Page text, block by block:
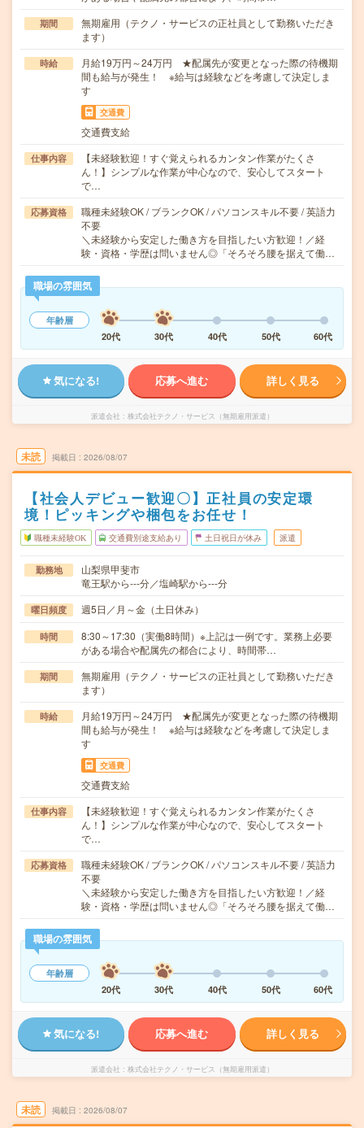
期間
無期雇用（テクノ・サービスの正社員として勤務いただき
ます）
時給
月給19万円～24万円 ★配属先が変更となった際の待機期
間も給与が発生！ ※給与は経験などを考慮して決定しま
す
交通費
交通費支給
仕事内容
【未経験歓迎！すぐ覚えられるカンタン作業がたくさ
ん！】シンプルな作業が中心なので、安心してスタート
で…
応募資格
職種未経験OK / ブランクOK / パソコンスキル不要 / 英語力
不要
＼未経験から安定した働き方を目指したい方歓迎！／経
験・資格・学歴は問いません◎「そろそろ腰を据えて働…
職場の雰囲気
年齢層
20代
30代 40代 50代 60代
気になる! 応募へ進む 詳しく見る
派遣会社 株式会社テクノ・サービス（無期雇用派遣）
未読 掲載日 2026/08/07
【社会人デビュー歓迎〇】正社員の安定環
境！ピッキングや梱包をお任せ！
職種未経験OK 交通費別途支給あり 土日祝日が休み 派遣
勤務地
山梨県甲斐市
竜王駅から---分／塩崎駅から---分
曜日頻度 週5日／月～金（土日休み）
時間
8:30～17:30（実働8時間）※上記は一例です。業務上必要
がある場合や配属先の都合により、時間帯…
期間
無期雇用（テクノ・サービスの正社員として勤務いただき
ます）
時給
月給19万円～24万円 ★配属先が変更となった際の待機期
間も給与が発生！ ※給与は経験などを考慮して決定しま
す
交通費
交通費支給
仕事内容
【未経験歓迎！すぐ覚えられるカンタン作業がたくさ
ん！】シンプルな作業が中心なので、安心してスタート
で…
応募資格
職種未経験OK / ブランクOK / パソコンスキル不要 / 英語力
不要
＼未経験から安定した働き方を目指したい方歓迎！／経
験・資格・学歴は問いません◎「そろそろ腰を据えて働…
職場の雰囲気
年齢層
20代
30代 40代 50代 60代
気になる! 応募へ進む 詳しく見る
派遣会社 株式会社テクノ・サービス（無期雇用派遣）
未読 掲載日 2026/08/07